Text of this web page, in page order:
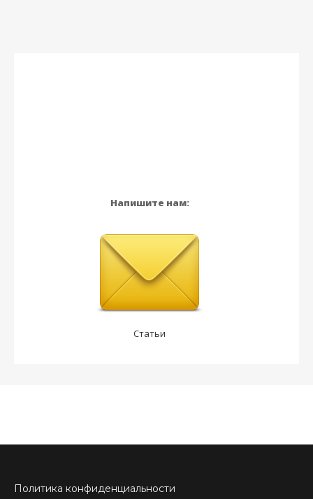
Напишите нам:
Статьи
Политика конфиденциальности